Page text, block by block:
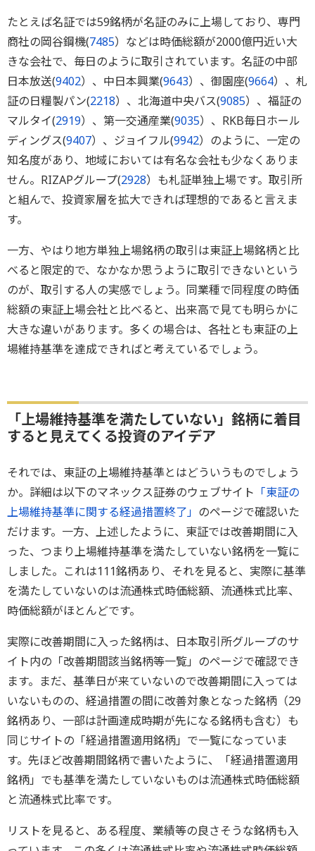
たとえば名証では59銘柄が名証のみに上場しており、専門
商社の岡谷鋼機(7485）などは時価総額が2000億円近い大
きな会社で、毎日のように取引されています。名証の中部
日本放送(9402）、中日本興業(9643）、御園座(9664）、札
証の日糧製パン(2218）、北海道中央バス(9085）、福証の
マルタイ(2919）、第一交通産業(9035）、RKB毎日ホール
ディングス(9407）、ジョイフル(9942）のように、一定の
知名度があり、地域においては有名な会社も少なくありま
せん。RIZAPグループ(2928）も札証単独上場です。取引所
と組んで、投資家層を拡大できれば理想的であると言えま
す。
一方、やはり地方単独上場銘柄の取引は東証上場銘柄と比
べると限定的で、なかなか思うように取引できないという
のが、取引する人の実感でしょう。同業種で同程度の時価
総額の東証上場会社と比べると、出来高で見ても明らかに
大きな違いがあります。多くの場合は、各社とも東証の上
場維持基準を達成できればと考えているでしょう。
「上場維持基準を満たしていない」銘柄に着目
すると見えてくる投資のアイデア
それでは、東証の上場維持基準とはどういうものでしょう
か。詳細は以下のマネックス証券のウェブサイト 「東証の
上場維持基準に関する経過措置終了」 のページで確認いた
だけます。一方、上述したように、東証では改善期間に入
った、つまり上場維持基準を満たしていない銘柄を一覧に
しました。これは111銘柄あり、それを見ると、実際に基準
を満たしていないのは流通株式時価総額、流通株式比率、
時価総額がほとんどです。
実際に改善期間に入った銘柄は、日本取引所グループのサ
イト内の「改善期間該当銘柄等一覧」のページで確認でき
ます。まだ、基準日が来ていないので改善期間に入っては
いないものの、経過措置の間に改善対象となった銘柄（29
銘柄あり、一部は計画達成時期が先になる銘柄も含む）も
同じサイトの「経過措置適用銘柄」で一覧になっていま
す。先ほど改善期間銘柄で書いたように、「経過措置適用
銘柄」でも基準を満たしていないものは流通株式時価総額
と流通株式比率です。
リストを見ると、ある程度、業績等の良さそうな銘柄も入